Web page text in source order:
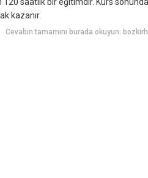
saatlik bir eğitimdir. Kurs
kazanır.
Cevabın tamamını burada okuyun: